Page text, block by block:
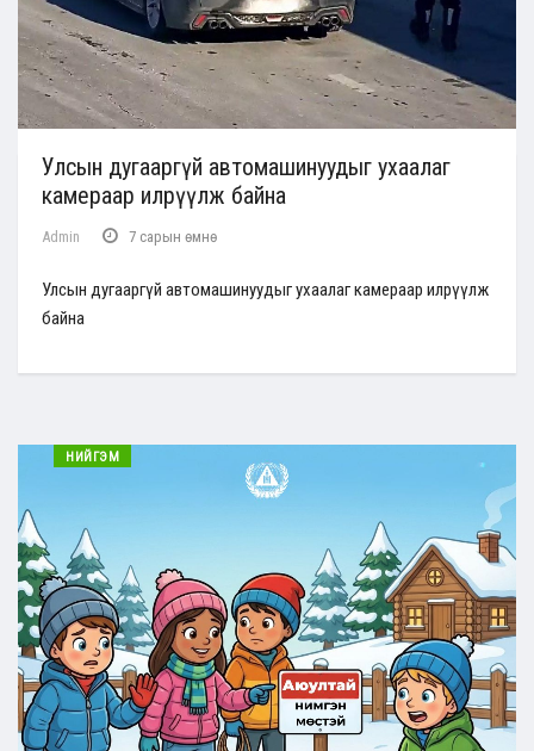
Улсын дугааргүй автомашинуудыг ухаалаг
камераар илрүүлж байна
Admin 7 сарын өмнө
Улсын дугааргүй автомашинуудыг ухаалаг камераар илрүүлж
байна
НИЙГЭМ